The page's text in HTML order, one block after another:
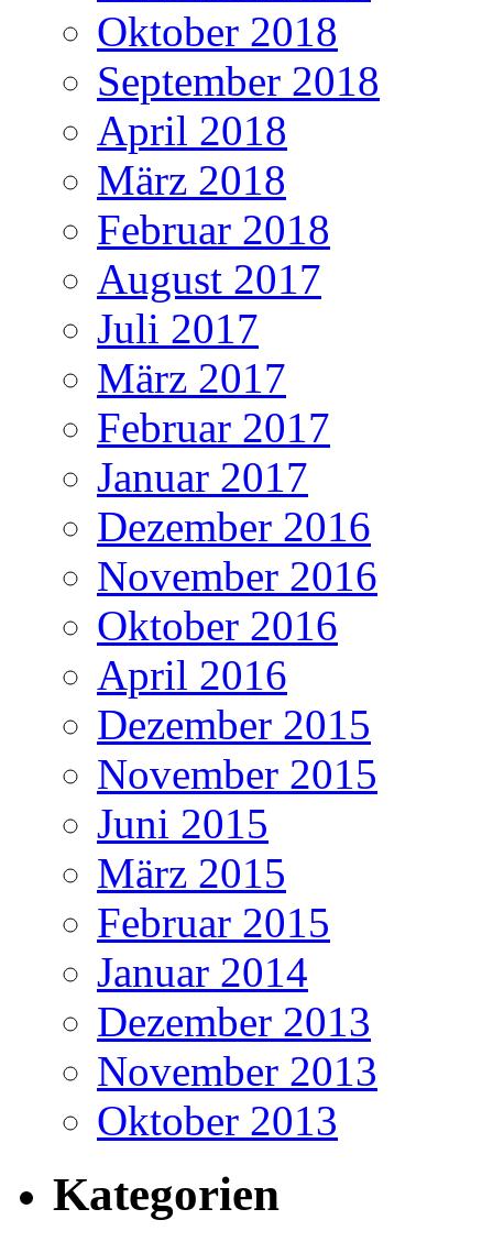
Oktober 2018
September 2018
April 2018
März 2018
Februar 2018
August 2017
Juli 2017
März 2017
Februar 2017
Januar 2017
Dezember 2016
November 2016
Oktober 2016
April 2016
Dezember 2015
November 2015
Juni 2015
März 2015
Februar 2015
Januar 2014
Dezember 2013
November 2013
Oktober 2013
Kategorien